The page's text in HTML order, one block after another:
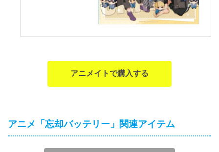
アニメイトで購入する
アニメ「忘却バッテリー」関連アイテム